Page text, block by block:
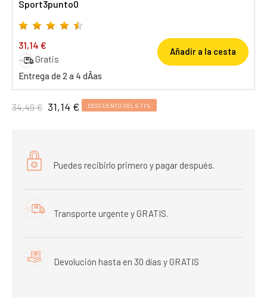
Sport3punto0
31,14 €
Gratis
Entrega de 2 a 4 dÃ­as
Añadir a la cesta
34,49 € 31,14 € DESCUENTO DEL 9,71%
Puedes recibirlo primero y pagar después.
Transporte urgente y GRATIS.
Devolución hasta en 30 días y GRATIS